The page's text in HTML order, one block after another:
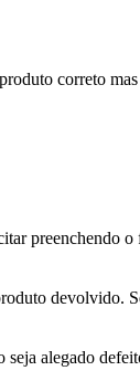
correto mas
alegado